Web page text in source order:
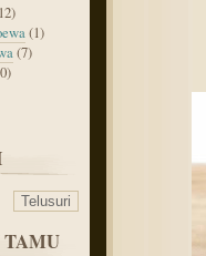
(1)
(7)
TAMU